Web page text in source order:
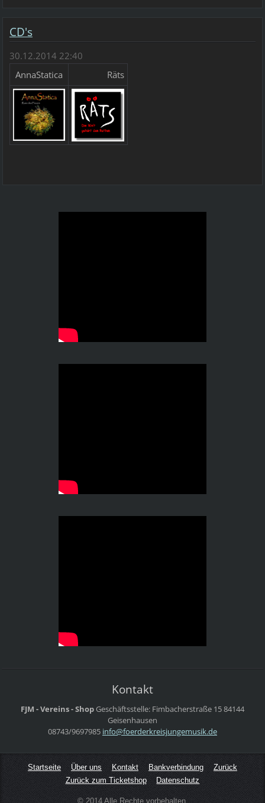
CD's
30.12.2014 22:40
AnnaStatica
Räts
Kontakt
FJM - Vereins - ShopGeschäftsstelle: Fimbacherstraße 1584144
Geisenhausen
08743/9697985 info@foerderkreisjungemusik.de
Startseite Über uns Kontakt Bankverbindung
Zurück
Zurück zum Ticketshop
Datenschutz
© 2014 Alle Rechte vorbehalten.